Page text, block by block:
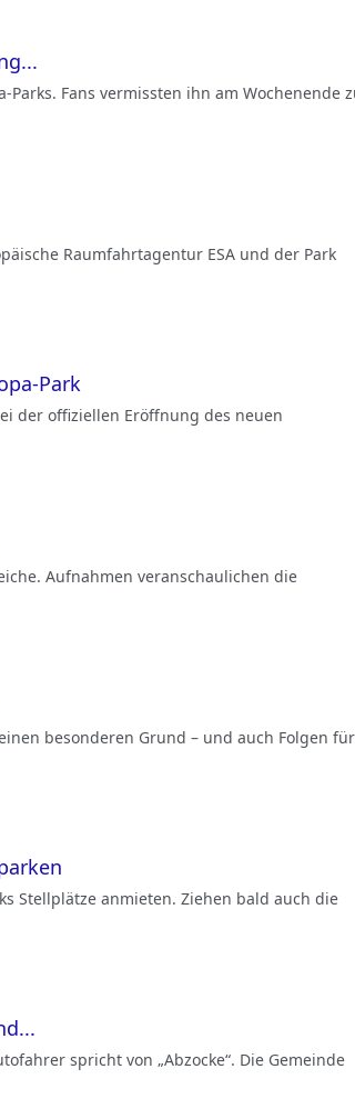
Fans vermissten ihn am Wochenende
Raumfahrtagentur ESA und der Park
Park
der offiziellen Eröffnung des neuen
Aufnahmen veranschaulichen die
besonderen Grund – und auch Folgen für
Stellplätze anmieten. Ziehen bald auch die
spricht von „Abzocke“. Die Gemeinde